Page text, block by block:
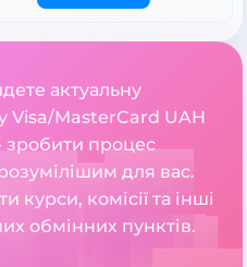
актуальну
Visa/MasterCard UAH
зробити процес
для вас.
курси, комісії та інші
обмінних пунктів.